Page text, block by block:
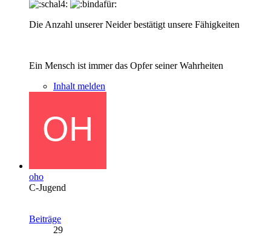
Die Anzahl unserer Neider bestätigt unsere Fähigkeiten
Ein Mensch ist immer das Opfer seiner Wahrheiten
Inhalt melden
oho
C-Jugend
Beiträge
29